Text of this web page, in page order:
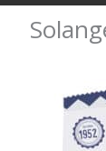
und
Hot Dog